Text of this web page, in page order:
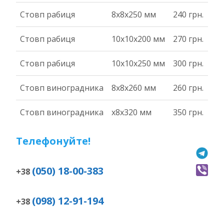
Стовп рабиця 8x8x250 мм 240 грн.
Стовп рабиця 10x10x200 мм 270 грн.
Стовп рабиця 10x10x250 мм 300 грн.
Стовп виноградника 8x8x260 мм 260 грн.
Стовп виноградника x8x320 мм 350 грн.
Телефонуйте!
+38 (050) 18-00-383
+38 (098) 12-91-194